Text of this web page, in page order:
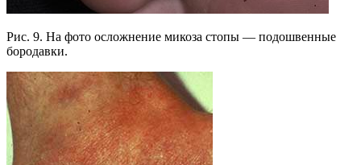
Рис. 9. На фото осложнение микоза стопы — подошвенные
бородавки.